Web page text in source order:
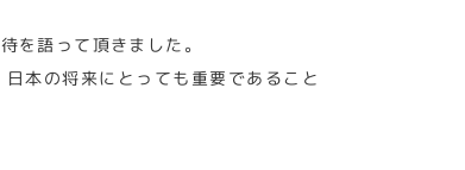
を語って頂きました。
本の将来にとっても重要であること